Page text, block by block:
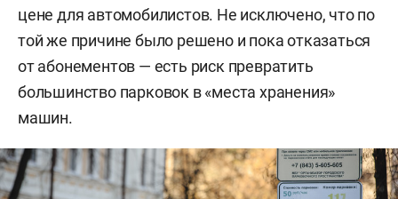
цене для автомобилистов. Не исключено, что по
той же причине было решено и пока отказаться
от абонементов — есть риск превратить
большинство парковок в «места хранения»
машин.